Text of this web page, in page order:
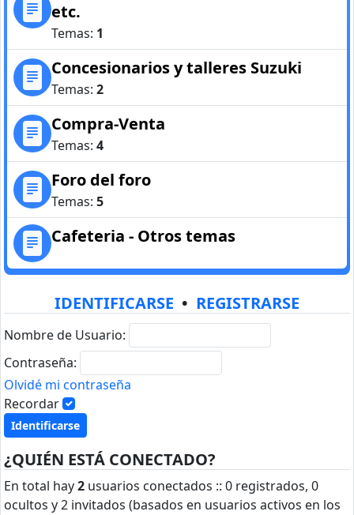
etc.
Temas: 1
Concesionarios y talleres Suzuki
Temas: 2
Compra-Venta
Temas: 4
Foro del foro
Temas: 5
Cafeteria - Otros temas
IDENTIFICARSE • REGISTRARSE
Nombre de Usuario:
Contraseña:
Olvidé mi contraseña
Recordar
¿QUIÉN ESTÁ CONECTADO?
En total hay2 usuarios conectados :: 0 registrados, 0
ocultos y 2 invitados (basados en usuarios activos en los